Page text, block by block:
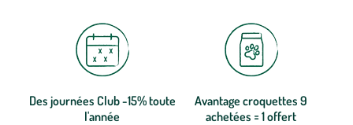
Des journées Club -15% toute
l'année
Avantage croquettes 9
achetées = 1 offert